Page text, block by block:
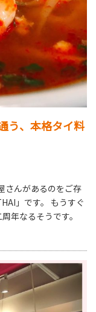
う、本格タイ料
さんがあるのをご存
」です。 もうすぐ
年なるそうです。